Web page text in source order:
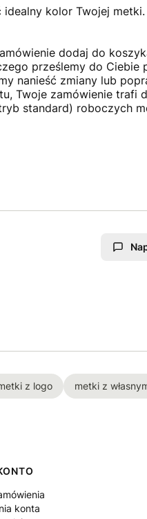
idealny kolor Twojej
dodaj do
prześlemy do
nanieść zmiany lub
Twoje zamówienie trafi
standard) roboczych
z logo metki z
konta